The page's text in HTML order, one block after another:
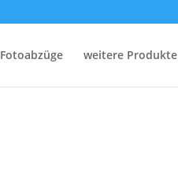
Fotoabzüge weitere Produkte